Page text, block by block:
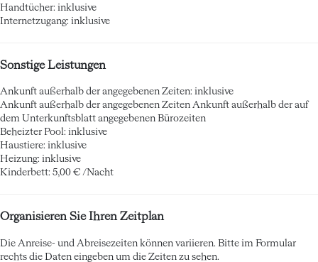
Handtücher: inklusive
Internetzugang: inklusive
Sonstige Leistungen
Ankunft außerhalb der angegebenen Zeiten: inklusive
Ankunft außerhalb der angegebenen Zeiten Ankunft außerhalb der auf
dem Unterkunftsblatt angegebenen Bürozeiten
Beheizter Pool: inklusive
Haustiere: inklusive
Heizung: inklusive
Kinderbett: 5,00 € /Nacht
Organisieren Sie Ihren Zeitplan
Die Anreise- und Abreisezeiten können variieren. Bitte im Formular
rechts die Daten eingeben um die Zeiten zu sehen.